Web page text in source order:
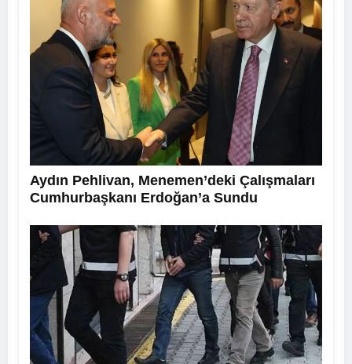
Aydın Pehlivan, Menemen’deki Çalışmaları
Cumhurbaşkanı Erdoğan’a Sundu